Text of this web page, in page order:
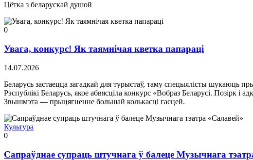
Цётка з беларускай душой
0
Увага, конкурс! Як таямнічая кветка папараці
14.07.2026
Беларусь застаецца загадкай для турыстаў, таму спецыялісты шукаюць
Рэспублікі Беларусь, якое абвясціла конкурс «Вобраз Беларусі. Позірк
Звышмэта — прыцягненне большай колькасці гасцей.
Культура
0
Сапраўднае супраць штучнага ў балеце Музычнага